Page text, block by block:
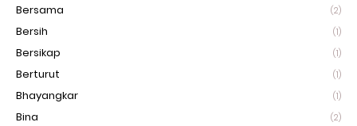
Bersama (2)
Bersih (1)
Bersikap (1)
Berturut (1)
Bhayangkar (1)
Bina (2)